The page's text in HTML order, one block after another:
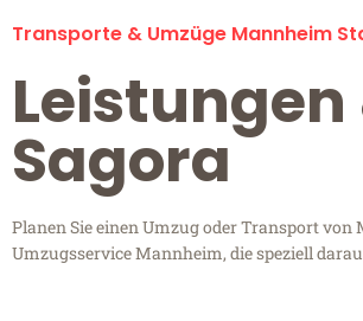
Transporte & Umzüge Mannheim
Sagora
Planen Sie einen Umzug oder Transport
Umzugsservice Mannheim, die speziell